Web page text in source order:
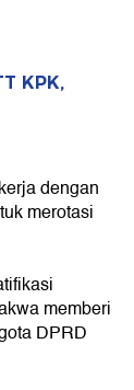
KPK,
dengan
merotasi
memberi
DPRD